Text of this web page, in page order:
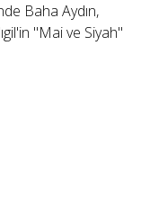
Baha Aydın,
"Mai ve Siyah"